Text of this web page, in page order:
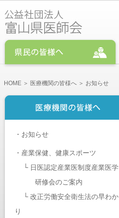
HOME ＞ 医療機関の皆様へ ＞ お知らせ
・ お知らせ
・ 産業保健、健康スポーツ
└ 日医認定産業医制度産業医学
研修会のご案内
└ 改正労働安全衛生法の早わか
り